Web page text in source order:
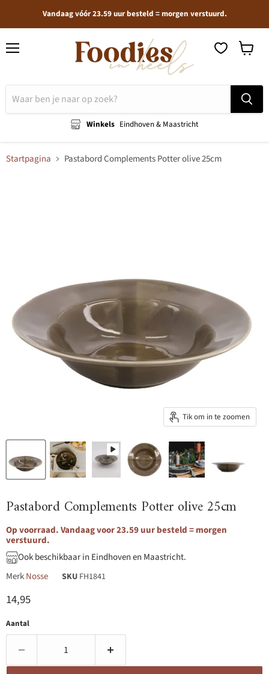
Vandaag vóór 23.59 uur besteld = morgen verstuurd.
Winkels Eindhoven & Maastricht
Startpagina Pastabord Complements Potter olive 25cm
Tik om in te zoomen
Pastabord Complements Potter olive 25cm
Op voorraad. Vandaag voor 23.59 uur besteld = morgen
verstuurd.
Ook beschikbaar in Eindhoven en Maastricht.
MerkNosse SKU FH1841
Huidige prijs
14,95
Aantal